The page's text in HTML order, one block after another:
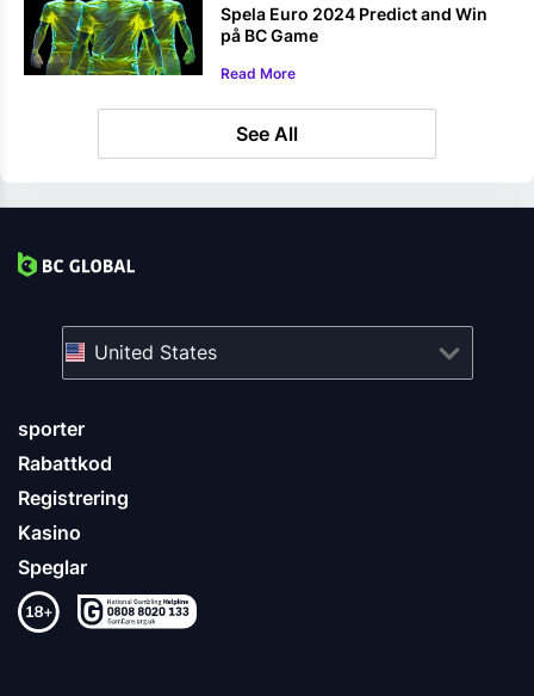
Spela Euro 2024 Predict and Win
på BC Game
Read More
See All
sporter
Rabattkod
Registrering
Kasino
Speglar
United States